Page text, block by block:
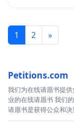
1 2 »
Petitions.com
我们为在线请愿书提
业的在线请愿书 我们
请愿书是获得公众和决